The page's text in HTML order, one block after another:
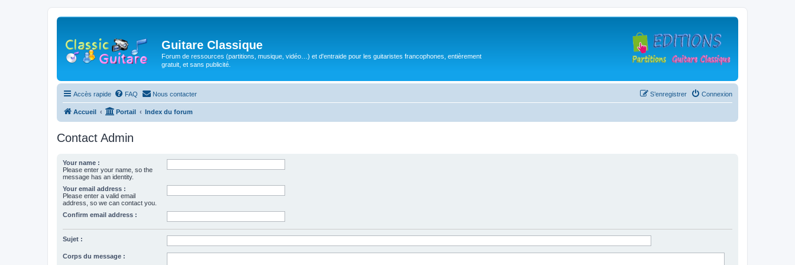
Guitare Classique
Forum de ressources (partitions, musique, vidéo…) et d'entraide pour les guitaristes francophones, entièrement
gratuit, et sans publicité.
Accès rapide FAQ Nous contacter Connexion
S’enregistrer
Accueil Portail Index du forum
Contact Admin
Your name :
Please enter your name, so the
message has an identity.
Your email address :
Please enter a valid email
address, so we can contact you.
Confirm email address :
Sujet :
Corps du message :